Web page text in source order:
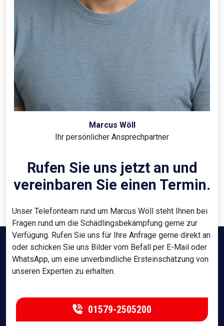
Marcus Wöll
Ihr persönlicher Ansprechpartner
Rufen Sie uns jetzt an und
vereinbaren Sie einen Termin.
Unser Telefonteam rund um Marcus Wöll steht Ihnen bei
Fragen rund um die Schädlingsbekämpfung gerne zur
Verfügung. Rufen Sie uns für Ihre Anfrage gerne direkt an
oder schicken Sie uns Bilder vom Befall per E-Mail oder
WhatsApp, um eine unverbindliche Ersteinschätzung von
unseren Experten zu erhalten.
01579-2505200